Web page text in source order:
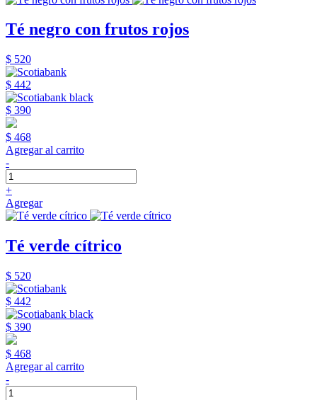
Té negro con frutos rojos
$ 520
$ 442
$ 390
$ 468
Agregar al carrito
-
+
Agregar
Té verde cítrico
$ 520
$ 442
$ 390
$ 468
Agregar al carrito
-